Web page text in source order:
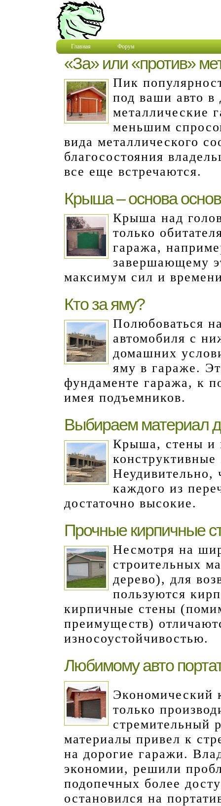
Главная Форум
«За» или «против»
Пик
под ваши авто
металлические
меньшим
вида металлического
благосостояния
все еще встречаются.
Крыша – основа основ
Крыша над
только
гаража,
завершающему
максимум сил и
Кто за яму?
Полюбоваться
автомобиля с
домашних
яму в гараже.
фундаменте гаража, к
имея подъемников.
Выбираем материал
Крыша, стены и
Неудивительно,
каждого из
достаточно высокие.
Прочные кирпичные
Несмотря на
строительных
дерево), для
пользуются
кирпичные стены
преимуществ)
износоустойчивостью.
Любимому авто
Экономический
только
стремительный
материалы привел к
на дорогие гаражи.
экономии, решили
подопечных более
остановился на